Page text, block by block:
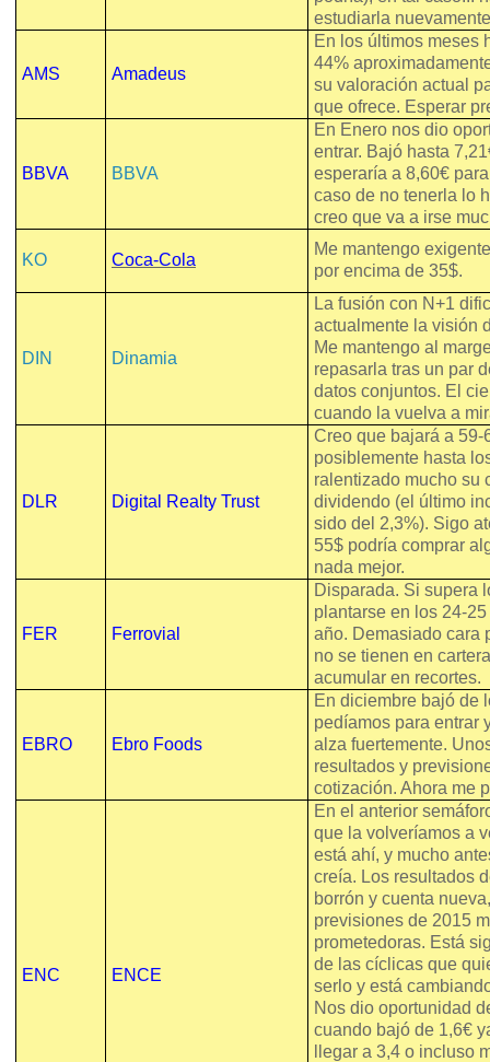
estudiarla
AMS Amadeus
En los últimos meses
44%
su valoración actual
que ofrece. Esperar
BBVA BBVA
En Enero nos dio
entrar. Bajó hasta
esperaría a 8,60€
caso de no tenerla lo
creo que va a irse
KO Coca-Cola
Me mantengo
por encima de 35$.
DIN Dinamia
La fusión con N+1
actualmente la visión
Me mantengo al
repasarla tras un par
datos conjuntos. El
cuando la vuelva a
DLR Digital Realty Trust
Creo que bajará a 59-
posiblemente hasta
ralentizado mucho su
dividendo (el último
sido del 2,3%). Sigo
55$ podría comprar
nada mejor.
FER Ferrovial
Disparada. Si supera
plantarse en los 24-
año. Demasiado cara
no se tienen en
acumular en recortes.
EBRO Ebro Foods
En diciembre bajó de
pedíamos para entrar
alza fuertemente.
resultados y
cotización. Ahora me
ENC ENCE
En el anterior
que la volveríamos a
está ahí, y mucho
creía. Los resultados
borrón y cuenta
previsiones de 2015
prometedoras. Está
de las cíclicas que
serlo y está
Nos dio oportunidad
cuando bajó de 1,6€
llegar a 3,4 o incluso